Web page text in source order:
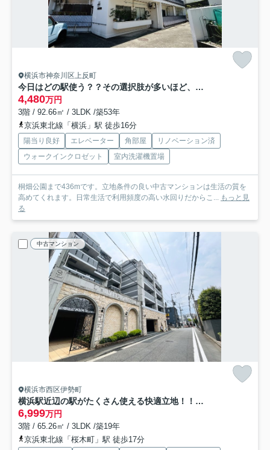
横浜市神奈川区上反町
今日はどの駅使う？？その選択肢が多いほど、人生の幅も変わってくるナイスな立地！！パッと見の外観からは想像つかない新たな世界はココに、、な、『反町ステーションハイツ』フルリノベーション
4,480万円
3階 / 92.66㎡ / 3LDK /築53年
京浜東北線「横浜」駅 徒歩16分
陽当り良好 エレベーター 角部屋
リノベーション済
ウォークインクロゼット
室内洗濯機置場
桐畑公園まで436mです。立地条件の良い中古マンションは生活の質を
高めてくれます。日常生活で利用頻度の高い水回りだからこ... もっと見
る
中古マンション
横浜市西区伊勢町
横浜駅近辺の駅がたくさん使える快適立地！！洋館テイストの外観が魅せる横濱らしさ全開の佇まい！！角部屋のポテンシャルも発揮され、ペットの飼育もOKな、『エルズヴュープレイス』リノベーション
6,999万円
3階 / 65.26㎡ / 3LDK /築19年
京浜東北線「桜木町」駅 徒歩17分